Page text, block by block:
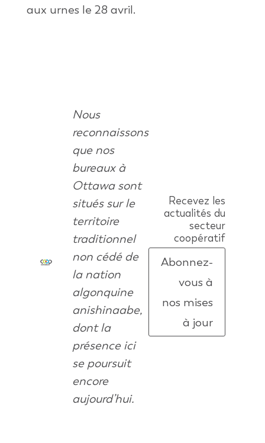
aux urnes le 28 avril.
Nous
reconnaissons
que nos
bureaux à
Ottawa sont
situés sur le
territoire
traditionnel
non cédé de
la nation
algonquine
anishinaabe,
dont la
présence ici
se poursuit
encore
aujourd’hui.
Recevez les
actualités du
secteur
coopératif
Abonnez-
vous à
nos mises
à jour